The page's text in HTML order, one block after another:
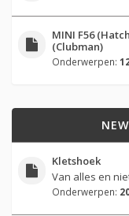
MINI F56
(Clubman)
Onderwerpen:
Kletshoek
Van alles en
Onderwerpen: